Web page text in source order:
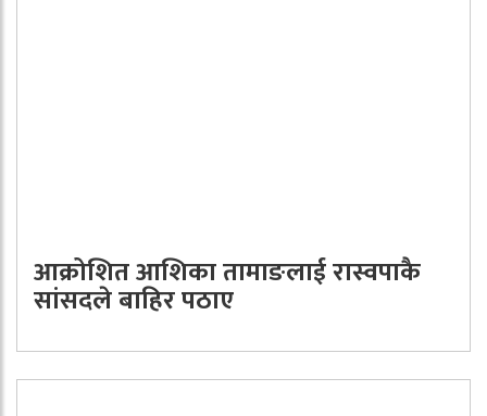
आक्रोशित आशिका तामाङलाई रास्वपाकै
सांसदले बाहिर पठाए